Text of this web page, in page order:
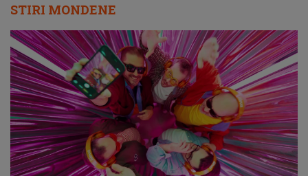
STIRI MONDENE